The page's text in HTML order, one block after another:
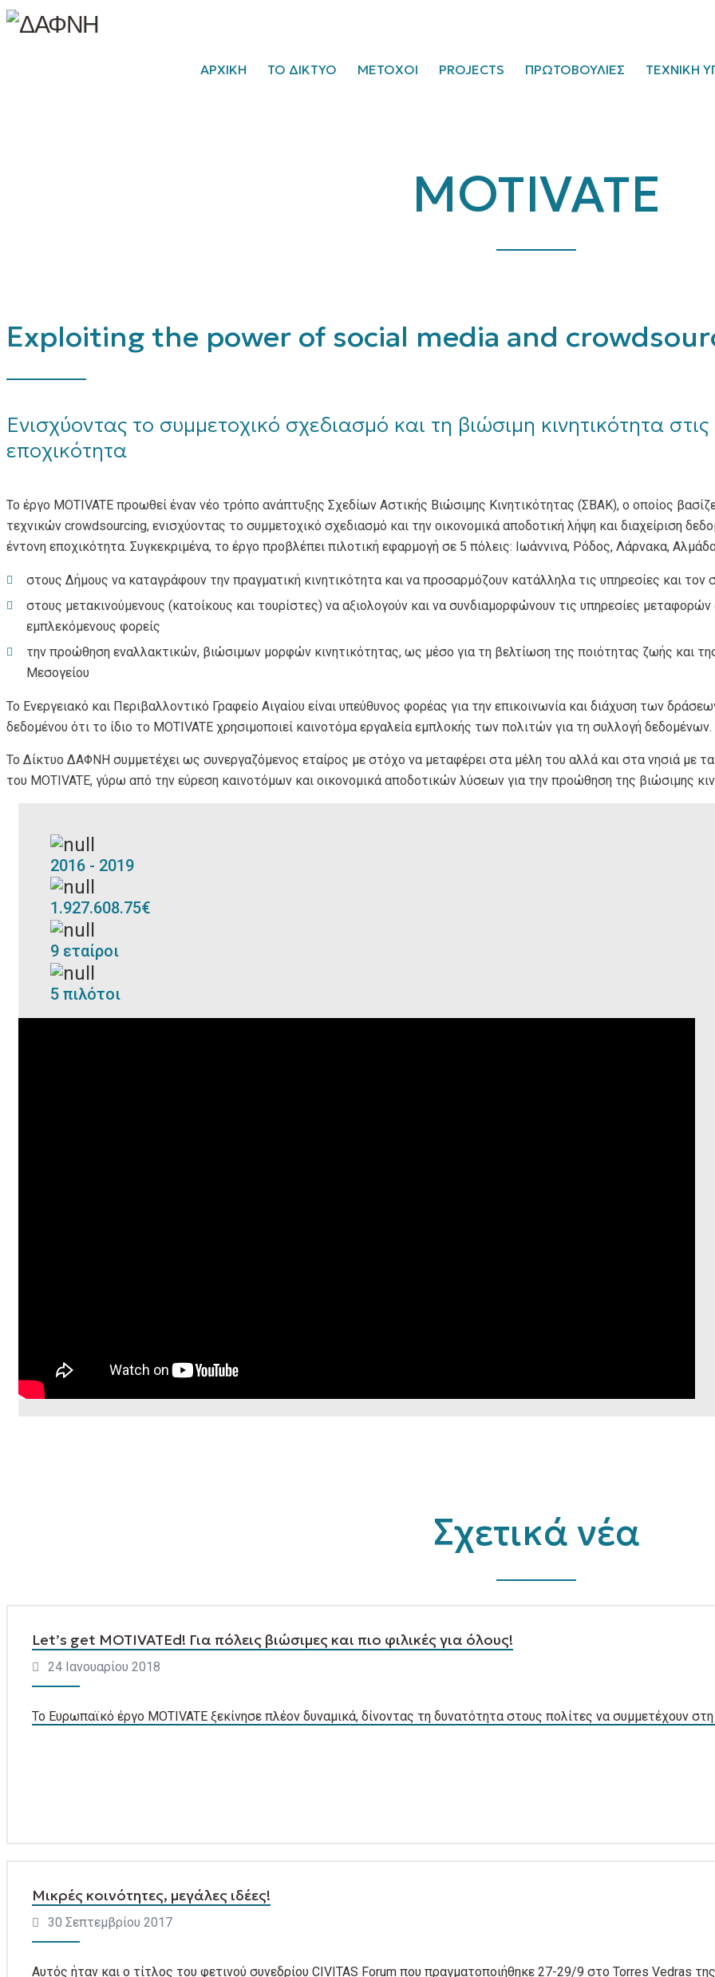
ΑΡΧΙΚΗ ΤΟ ΔΙΚΤΥΟ ΜΕΤΟΧΟΙ PROJECTS ΠΡΩΤΟΒΟΥΛΙΕΣ ΤΕΧΝΙΚΗ
MOTIVATE
Exploiting the power of social media and
Ενισχύοντας το συμμετοχικό σχεδιασμό και τη βιώσιμη κινητικότητα
εποχικότητα
Το έργο MOTIVATE προωθεί έναν νέο τρόπο ανάπτυξης Σχεδίων Αστικής Βιώσιμης Κινητικότητας (ΣΒΑΚ), ο οποίος
τεχνικών crowdsourcing, ενισχύοντας το συμμετοχικό σχεδιασμό και την οικονομικά αποδοτική λήψη και διαχείριση
έντονη εποχικότητα. Συγκεκριμένα, το έργο προβλέπει πιλοτική εφαρμογή σε 5 πόλεις: Ιωάννινα, Ρόδος, Λάρνακα,
στους Δήμους να καταγράφουν την πραγματική κινητικότητα και να προσαρμόζουν κατάλληλα τις υπηρεσίες και τον
στους μετακινούμενους (κατοίκους και τουρίστες) να αξιολογούν και να συνδιαμορφώνουν τις υπηρεσίες
εμπλεκόμενους φορείς
την προώθηση εναλλακτικών, βιώσιμων μορφών κινητικότητας, ως μέσο για τη βελτίωση της ποιότητας ζωής και
Μεσογείου
Το Ενεργειακό και Περιβαλλοντικό Γραφείο Αιγαίου είναι υπεύθυνος φορέας για την επικοινωνία και διάχυση των
δεδομένου ότι το ίδιο το MOTIVATE χρησιμοποιεί καινοτόμα εργαλεία εμπλοκής των πολιτών για τη συλλογή δεδομένων.
Το Δίκτυο ΔΑΦΝΗ συμμετέχει ως συνεργαζόμενος εταίρος με στόχο να μεταφέρει στα μέλη του αλλά και στα νησιά με
του MOTIVATE, γύρω από την εύρεση καινοτόμων και οικονομικά αποδοτικών λύσεων για την προώθηση της βιώσιμης
2016 - 2019
1.927.608.75€
9 εταίροι
5 πιλότοι
Σχετικά νέα
Let’s get MOTIVATEd! Για πόλεις βιώσιμες και πιο φιλικές για όλους!
24 Ιανουαρίου 2018
Το Ευρωπαϊκό έργο MOTIVATE ξεκίνησε πλέον δυναμικά, δίνοντας τη δυνατότητα στους πολίτες να συμμετέχουν
Μικρές κοινότητες, μεγάλες ιδέες!
30 Σεπτεμβρίου 2017
Αυτός ήταν και ο τίτλος του φετινού συνεδρίου CIVITAS Forum που πραγματοποιήθηκε 27-29/9 στο Torres Vedras της